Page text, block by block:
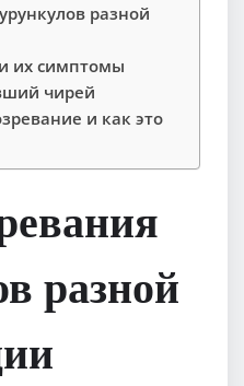
разной
их симптомы
чирей
и как это
разной